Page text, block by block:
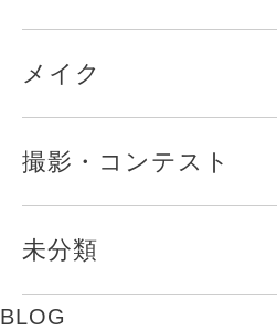
メイク
撮影・コンテスト
未分類
BLOG